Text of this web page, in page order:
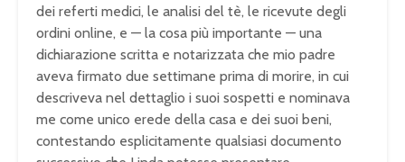
dei referti medici, le analisi del tè, le ricevute degli
ordini online, e — la cosa più importante — una
dichiarazione scritta e notarizzata che mio padre
aveva firmato due settimane prima di morire, in cui
descriveva nel dettaglio i suoi sospetti e nominava
me come unico erede della casa e dei suoi beni,
contestando esplicitamente qualsiasi documento